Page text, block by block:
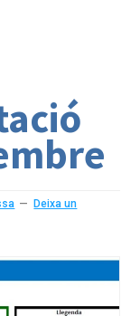
Deixa un